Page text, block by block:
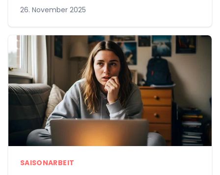
26. November 2025
SAISONARBEIT